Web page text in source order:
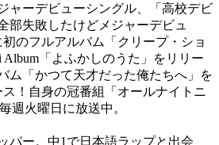
ャーデビューシングル、「高校デビ
部失敗したけどメジャーデビュ
のフルアルバム「クリープ・ショ
Album「よふかしのうた」をリリー
ム「かつて天才だった俺たちへ」を
ス！自身の冠番組「オールナイトニ
週火曜日に放送中。
パー。中1で日本語ラップと出会